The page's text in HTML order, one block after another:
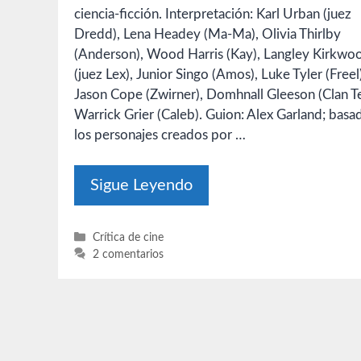
ciencia-ficción. Interpretación: Karl Urban (juez
Dredd), Lena Headey (Ma-Ma), Olivia Thirlby
(Anderson), Wood Harris (Kay), Langley
(juez Lex), Junior Singo (Amos), Luke Tyler
Jason Cope (Zwirner), Domhnall Gleeson (Clan
Warrick Grier (Caleb). Guion: Alex Garland;
los personajes creados por …
Sigue Leyendo
Categorías
Crítica de cine
2 comentarios